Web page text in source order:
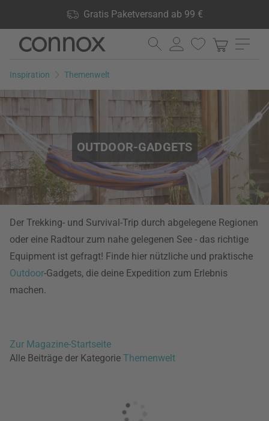
Gratis Paketversand ab 99 €
lagernd, 60 Tage Rückgaberecht
Direkt
Seiteninhalt
Direkt
Suchfeld
Inspiration Themenwelt
OUTDOOR-GADGETS
Der Trekking- und Survival-Trip durch abgelegene Regionen
oder eine Radtour zum nahe gelegenen See - das richtige
Equipment ist gefragt! Finde hier nützliche und praktische
Outdoor-Gadgets, die deine Expedition zum Erlebnis
machen.
Zur Magazine-Startseite
Alle Beiträge der Kategorie Themenwelt